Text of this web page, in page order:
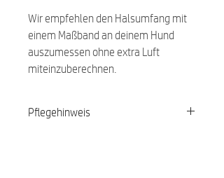
Wir empfehlen den Halsumfang mit
einem Maßband an deinem Hund
auszumessen ohne extra Luft
miteinzuberechnen.
Pflegehinweis